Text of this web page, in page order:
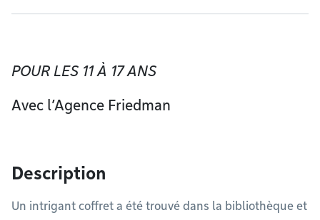
POUR LES 11 À 17 ANS
Avec l’Agence Friedman
Description
Un intrigant coffret a été trouvé dans la bibliothèque et